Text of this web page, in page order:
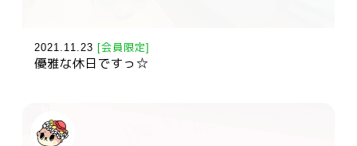
2021.11.23 [会員限定]
優雅な休日ですっ☆